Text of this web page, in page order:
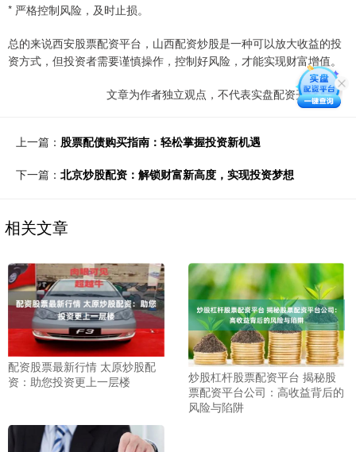
* 严格控制风险，及时止损。
总的来说西安股票配资平台，山西配资炒股是一种可以放大收益的投
资方式，但投资者需要谨慎操作，控制好风险，才能实现财富增值。
文章为作者独立观点，不代表实盘配资开户观点
上一篇： 股票配债购买指南：轻松掌握投资新机遇
下一篇： 北京炒股配资：解锁财富新高度，实现投资梦想
相关文章
配资股票最新行情 太原炒股配
资：助您投资更上一层楼
炒股杠杆股票配资平台 揭秘股
票配资平台公司：高收益背后的
风险与陷阱